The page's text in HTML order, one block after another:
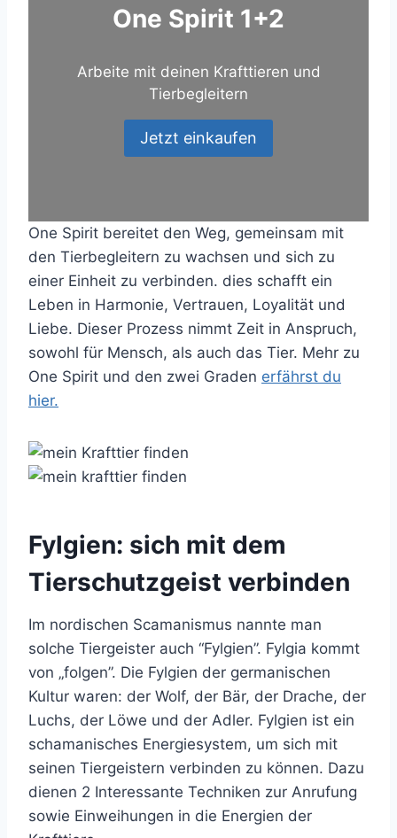
One Spirit 1+2
Arbeite mit deinen Krafttieren und
Tierbegleitern
Jetzt einkaufen
One Spirit bereitet den Weg, gemeinsam mit
den Tierbegleitern zu wachsen und sich zu
einer Einheit zu verbinden. dies schafft ein
Leben in Harmonie, Vertrauen, Loyalität und
Liebe. Dieser Prozess nimmt Zeit in Anspruch,
sowohl für Mensch, als auch das Tier. Mehr zu
One Spirit und den zwei Graden erfährst du
hier.
Fylgien: sich mit dem
Tierschutzgeist verbinden
Im nordischen Scamanismus nannte man
solche Tiergeister auch “Fylgien”. Fylgia kommt
von „folgen”. Die Fylgien der germanischen
Kultur waren: der Wolf, der Bär, der Drache, der
Luchs, der Löwe und der Adler. Fylgien ist ein
schamanisches Energiesystem, um sich mit
seinen Tiergeistern verbinden zu können. Dazu
dienen 2 Interessante Techniken zur Anrufung
sowie Einweihungen in die Energien der